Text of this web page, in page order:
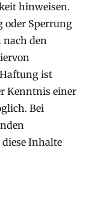
hinweisen.
Sperrung
den
ist
Kenntnis einer
Bei
Inhalte